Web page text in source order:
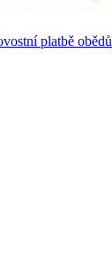
platbě obědů